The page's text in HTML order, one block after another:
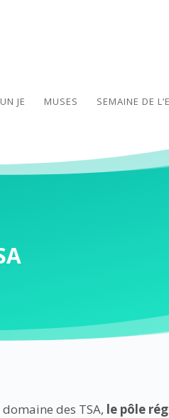
JE MUSES SEMAINE DE
des TSA, le pôle